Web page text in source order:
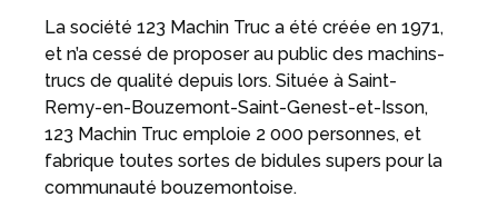
La société 123 Machin Truc a été créée en 1971,
et n’a cessé de proposer au public des machins-
trucs de qualité depuis lors. Située à Saint-
Remy-en-Bouzemont-Saint-Genest-et-Isson,
123 Machin Truc emploie 2 000 personnes, et
fabrique toutes sortes de bidules supers pour la
communauté bouzemontoise.